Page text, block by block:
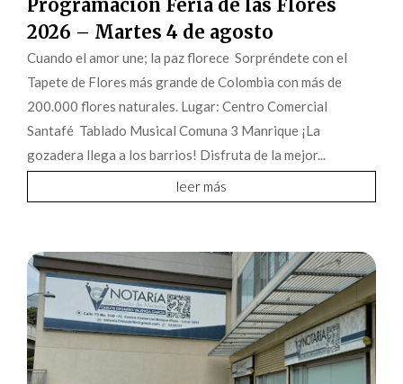
Programación Feria de las Flores
2026 – Martes 4 de agosto
Cuando el amor une; la paz florece Sorpréndete con el
Tapete de Flores más grande de Colombia con más de
200.000 flores naturales. Lugar: Centro Comercial
Santafé Tablado Musical Comuna 3 Manrique ¡La
gozadera llega a los barrios! Disfruta de la mejor...
leer más